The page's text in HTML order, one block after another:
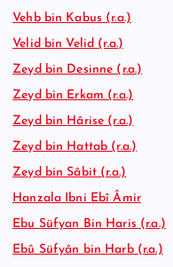
Vehb bin Kabus (r.a.)
Velid bin Velid (r.a.)
Zeyd bin Desinne (r.a.)
Zeyd bin Erkam (r.a.)
Zeyd bin Hârise (r.a.)
Zeyd bin Hattab (r.a.)
Zeyd bin Sâbit (r.a.)
Hanzala Ibni Ebî Âmir
Ebu Süfyan Bin Haris (r.a.)
Ebû Süfyân bin Harb (r.a.)